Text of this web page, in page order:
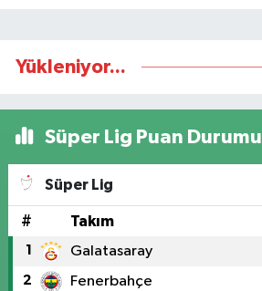
Yükleniyor...
Süper Lig Puan Durumu
Süper Lig
# Takım
1 Galatasaray
2 Fenerbahçe